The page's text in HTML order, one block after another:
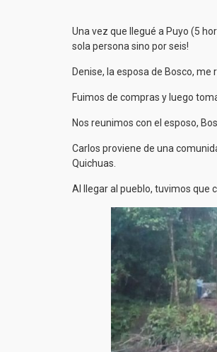
Una vez que llegué a Puyo (5
sola persona sino por seis!
Denise, la esposa de Bosco,
Fuimos de compras y luego
Nos reunimos con el esposo,
Carlos proviene de una
Quichuas.
Al llegar al pueblo, tuvimos que